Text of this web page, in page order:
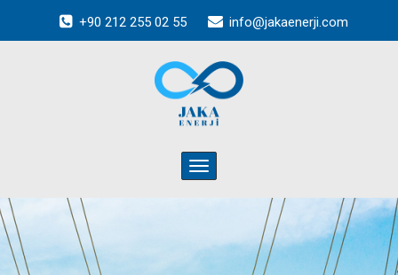
+90 212 255 02 55 info@jakaenerji.com
Toggle
navigation